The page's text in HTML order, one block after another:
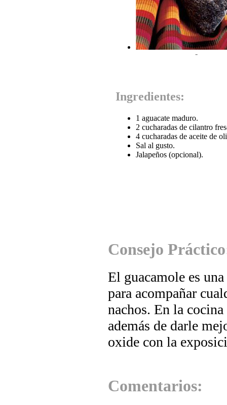
-
Ingredientes:
1 aguacate maduro.
2 cucharadas de cilantro
4 cucharadas de aceite de
Sal al gusto.
Jalapeños (opcional).
Consejo
El guacamole es
para acompañar
nachos. En la
además de darle
oxide con la
Comentarios: